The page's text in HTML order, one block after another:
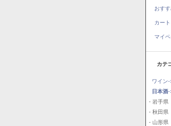
おす
カー
マイ
カテ
ワイン-
日本酒-
- 岩手県
- 秋田県
- 山形県